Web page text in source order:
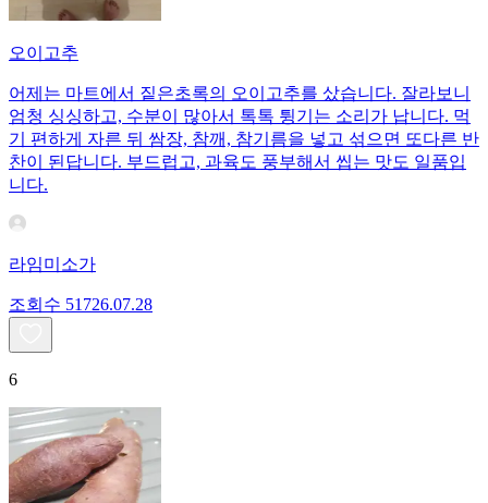
오이고추
어제는 마트에서 짙은초록의 오이고추를 샀습니다. 잘라보니
엄청 싱싱하고, 수분이 많아서 톡톡 튕기는 소리가 납니다. 먹
기 편하게 자른 뒤 쌈장, 참깨, 참기름을 넣고 섞으면 또다른 반
찬이 된답니다. 부드럽고, 과육도 풍부해서 씹는 맛도 일품입
니다.
라임미소가
조회수 51726.07.28
6